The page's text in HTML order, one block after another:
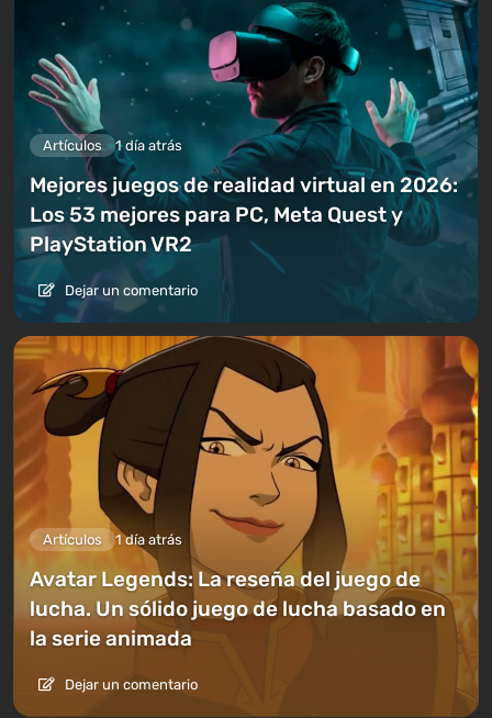
Artículos 1 día atrás
Mejores juegos de realidad virtual en 2026:
Los 53 mejores para PC, Meta Quest y
PlayStation VR2
Dejar un comentario
Artículos 1 día atrás
Avatar Legends: La reseña del juego de
lucha. Un sólido juego de lucha basado en
la serie animada
Dejar un comentario